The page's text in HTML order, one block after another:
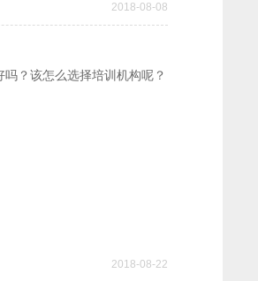
2018-08-08
？该怎么选择培训机构呢？
2018-08-22